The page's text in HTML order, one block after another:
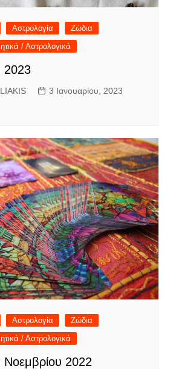
Αστρολογία
Ζώδια
/ Αστρολογικά
2023
3 Ιανουαρίου, 2023
Αστρολογία
Ζώδια
/ Αστρολογικά
2022